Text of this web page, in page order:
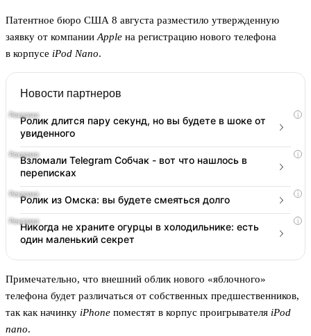
Патентное бюро США 8 августа разместило утвержденную
заявку от компании Apple на регистрацию нового телефона
в корпусе iPod Nano.
Новости партнеров
i
Ролик длится пару секунд, но вы будете в шоке от
увиденного
i
Взломали Telegram Собчак - вот что нашлось в
переписках
i
Ролик из Омска: вы будете смеяться долго
i
Никогда не храните огурцы в холодильнике: есть
один маленький секрет
Примечательно, что внешний облик нового «яблочного»
телефона будет различаться от собственных предшественников,
так как начинку iPhone поместят в корпус проигрывателя iPod
nano.